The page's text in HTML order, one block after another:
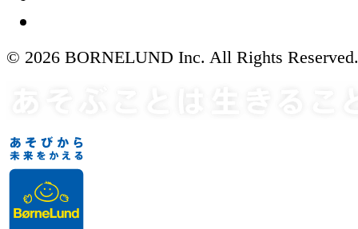
© 2026 BORNELUND Inc. All Rights Reserved.